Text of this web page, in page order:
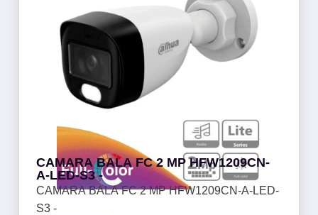
CAMARA BALA FC 2 MP HFW1209CN-
A-LED-S3 -
CAMARA BALA FC 2 MP HFW1209CN-A-LED-
S3 -